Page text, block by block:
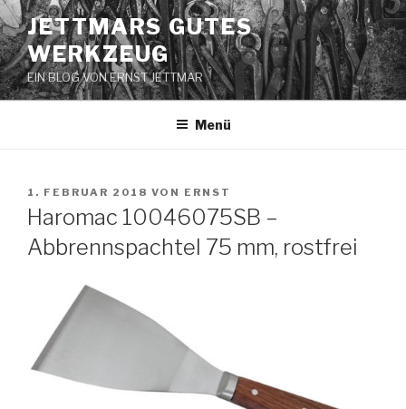
Zum
Inhalt
springen
JETTMARS GUTES
WERKZEUG
EIN BLOG VON ERNST JETTMAR
Menü
VERÖFFENTLICHT
AM
1. FEBRUAR 2018 VON ERNST
Haromac 10046075SB –
Abbrennspachtel 75 mm, rostfrei